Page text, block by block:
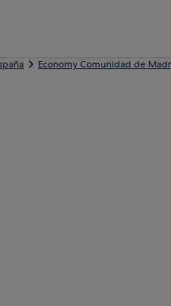
Economy Comunidad de